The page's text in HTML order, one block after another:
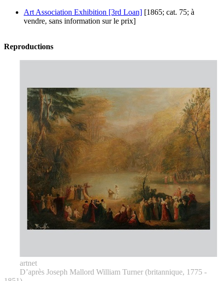
Art Association Exhibition [3rd Loan] [1865; cat. 75; à
vendre, sans information sur le prix]
Reproductions
artnet
D’après Joseph Mallord William Turner (britannique, 1775 -